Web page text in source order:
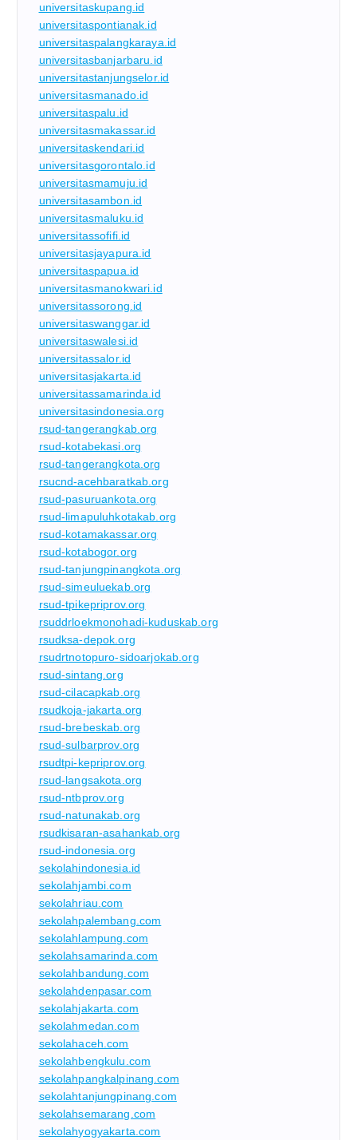
universitaskupang.id
universitaspontianak.id
universitaspalangkaraya.id
universitasbanjarbaru.id
universitastanjungselor.id
universitasmanado.id
universitaspalu.id
universitasmakassar.id
universitaskendari.id
universitasgorontalo.id
universitasmamuju.id
universitasambon.id
universitasmaluku.id
universitassofifi.id
universitasjayapura.id
universitaspapua.id
universitasmanokwari.id
universitassorong.id
universitaswanggar.id
universitaswalesi.id
universitassalor.id
universitasjakarta.id
universitassamarinda.id
universitasindonesia.org
rsud-tangerangkab.org
rsud-kotabekasi.org
rsud-tangerangkota.org
rsucnd-acehbaratkab.org
rsud-pasuruankota.org
rsud-limapuluhkotakab.org
rsud-kotamakassar.org
rsud-kotabogor.org
rsud-tanjungpinangkota.org
rsud-simeuluekab.org
rsud-tpikepriprov.org
rsuddrloekmonohadi-kuduskab.org
rsudksa-depok.org
rsudrtnotopuro-sidoarjokab.org
rsud-sintang.org
rsud-cilacapkab.org
rsudkoja-jakarta.org
rsud-brebeskab.org
rsud-sulbarprov.org
rsudtpi-kepriprov.org
rsud-langsakota.org
rsud-ntbprov.org
rsud-natunakab.org
rsudkisaran-asahankab.org
rsud-indonesia.org
sekolahindonesia.id
sekolahjambi.com
sekolahriau.com
sekolahpalembang.com
sekolahlampung.com
sekolahsamarinda.com
sekolahbandung.com
sekolahdenpasar.com
sekolahjakarta.com
sekolahmedan.com
sekolahaceh.com
sekolahbengkulu.com
sekolahpangkalpinang.com
sekolahtanjungpinang.com
sekolahsemarang.com
sekolahyogyakarta.com